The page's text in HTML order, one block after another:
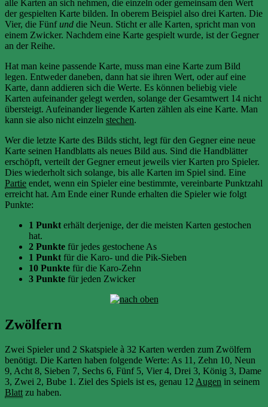
alle Karten an sich nehmen, die einzeln oder gemeinsam den Wert
der gespielten Karte bilden. In oberem Beispiel also drei Karten. Die
Vier, die Fünf und die Neun. Sticht er alle Karten, spricht man von
einem Zwicker. Nachdem eine Karte gespielt wurde, ist der Gegner
an der Reihe.
Hat man keine passende Karte, muss man eine Karte zum Bild
legen. Entweder daneben, dann hat sie ihren Wert, oder auf eine
Karte, dann addieren sich die Werte. Es können beliebig viele
Karten aufeinander gelegt werden, solange der Gesamtwert 14 nicht
übersteigt. Aufeinander liegende Karten zählen als eine Karte. Man
kann sie also nicht einzeln stechen.
Wer die letzte Karte des Bilds sticht, legt für den Gegner eine neue
Karte seinen Handblatts als neues Bild aus. Sind die Handblätter
erschöpft, verteilt der Gegner erneut jeweils vier Karten pro Spieler.
Dies wiederholt sich solange, bis alle Karten im Spiel sind. Eine
Partie endet, wenn ein Spieler eine bestimmte, vereinbarte Punktzahl
erreicht hat. Am Ende einer Runde erhalten die Spieler wie folgt
Punkte:
1 Punkt erhält derjenige, der die meisten Karten gestochen
hat.
2 Punkte für jedes gestochene As
1 Punkt für die Karo- und die Pik-Sieben
10 Punkte für die Karo-Zehn
3 Punkte für jeden Zwicker
Zwölfern
Zwei Spieler und 2 Skatspiele à 32 Karten werden zum Zwölfern
benötigt. Die Karten haben folgende Werte: As 11, Zehn 10, Neun
9, Acht 8, Sieben 7, Sechs 6, Fünf 5, Vier 4, Drei 3, König 3, Dame
3, Zwei 2, Bube 1. Ziel des Spiels ist es, genau 12 Augen in seinem
Blattzu haben.